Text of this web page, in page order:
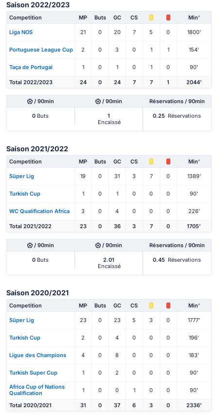
Saison 2022/2023
Competition MP Buts GC CS Min'
Liga NOS 21 0 20 7 5 0 1800'
Portuguese League Cup 2 0 3 0 1 1 154'
Taça de Portugal 1 0 1 0 1 0 90'
Total 2022/2023 24 0 24 7 7 1 2044'
/ 90min / 90min Réservations / 90min
0 Buts
1
Encaissé
0.25 Réservations
Saison 2021/2022
Competition MP Buts GC CS Min'
Süper Lig 19 0 31 3 7 0 1389'
Turkish Cup 1 0 1 0 0 0 90'
WC Qualification Africa 3 0 4 0 0 0 226'
Total 2021/2022 23 0 36 3 7 0 1705'
/ 90min / 90min Réservations / 90min
0 Buts
2.01
Encaissé
0.45 Réservations
Saison 2020/2021
Competition MP Buts GC CS Min'
Süper Lig 23 0 23 5 3 0 1777'
Turkish Cup 2 0 4 0 0 0 196'
Ligue des Champions 4 0 8 0 0 0 183'
Turkish Super Cup 1 0 2 0 0 0 90'
Africa Cup of Nations
Qualification
1 0 0 1 0 0 90'
Total 2020/2021 31 0 37 6 3 0 2336'